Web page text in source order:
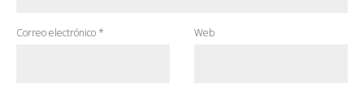
Correo electrónico * Web